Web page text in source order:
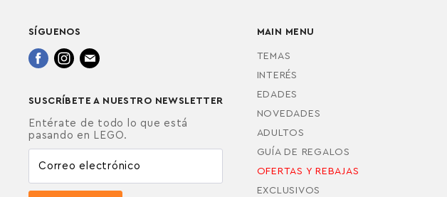
SÍGUENOS
Encuéntrenos
Encuéntrenos
Encuéntrenos
SUSCRÍBETE A NUESTRO NEWSLETTER
Entérate de todo lo que está
pasando en LEGO.
Correo electrónico
MAIN MENU
TEMAS
INTERÉS
EDADES
NOVEDADES
ADULTOS
GUÍA DE REGALOS
OFERTAS Y REBAJAS
EXCLUSIVOS